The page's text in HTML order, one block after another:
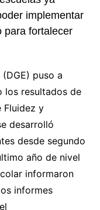
implementar
para fortalecer
puso a
los resultados de
Fluidez y
desarrolló
desde segundo
año de nivel
informaron
informes